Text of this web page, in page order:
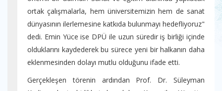
ortak çalışmalarla, hem üniversitemizin hem de sanat
dünyasının ilerlemesine katkıda bulunmayı hedefliyoruz"
dedi. Emin Yüce ise DPÜ ile uzun süredir iş birliği içinde
olduklarını kaydederek bu sürece yeni bir halkanın daha
eklenmesinden dolayı mutlu olduğunu ifade etti.
Gerçekleşen törenin ardından Prof. Dr. Süleyman